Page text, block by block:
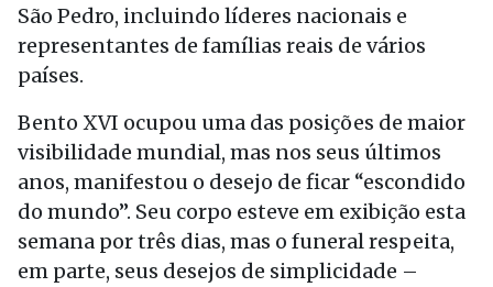
São Pedro, incluindo líderes nacionais e
representantes de famílias reais de vários
países.
Bento XVI ocupou uma das posições de maior
visibilidade mundial, mas nos seus últimos
anos, manifestou o desejo de ficar “escondido
do mundo”. Seu corpo esteve em exibição esta
semana por três dias, mas o funeral respeita,
em parte, seus desejos de simplicidade –